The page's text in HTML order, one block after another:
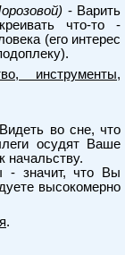
- Варить
что-то -
(его интерес
инструменты,
во сне, что
осудят Ваше
начальству.
- значит, что Вы
высокомерно
.